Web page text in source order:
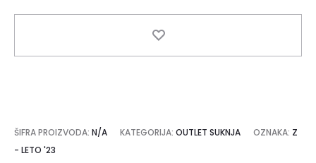
ŠIFRA PROIZVODA: N/A KATEGORIJA: OUTLET SUKNJA OZNAKA: Z
- LETO '23